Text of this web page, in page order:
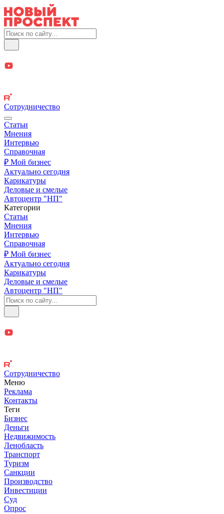
Сотрудничество
Статьи
Мнения
Интервью
Справочная
₽ Мой бизнес
Актуально сегодня
Карикатуры
Деловые и смелые
Автоцентр "НП"
Категории
Статьи
Мнения
Интервью
Справочная
₽ Мой бизнес
Актуально сегодня
Карикатуры
Деловые и смелые
Автоцентр "НП"
Сотрудничество
Меню
Реклама
Контакты
Теги
Бизнес
Деньги
Недвижимость
Ленобласть
Транспорт
Туризм
Санкции
Производство
Инвестиции
Суд
Опрос